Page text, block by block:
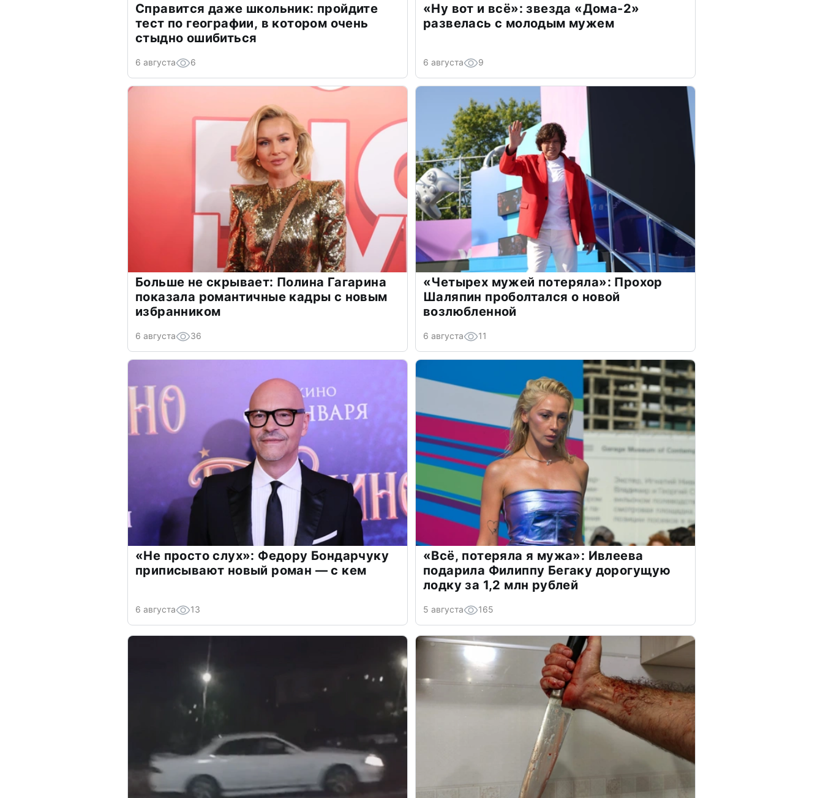
Справится даже школьник: пройдите
тест по географии, в котором очень
стыдно ошибиться
6 августа 6
«Ну вот и всё»: звезда «Дома-2»
развелась с молодым мужем
6 августа 9
Больше не скрывает: Полина Гагарина
показала романтичные кадры с новым
избранником
6 августа 36
«Четырех мужей потеряла»: Прохор
Шаляпин проболтался о новой
возлюбленной
6 августа 11
«Не просто слух»: Федору Бондарчуку
приписывают новый роман — с кем
6 августа 13
«Всё, потеряла я мужа»: Ивлеева
подарила Филиппу Бегаку дорогущую
лодку за 1,2 млн рублей
5 августа 165